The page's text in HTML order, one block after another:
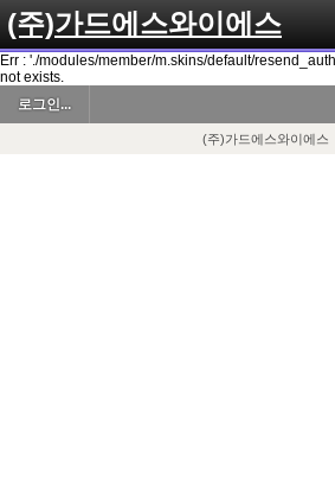
(주)가드에스와이에스
Err : './modules/member/m.skins/default/
not exists.
로그인...
(주)가드에스와이에스